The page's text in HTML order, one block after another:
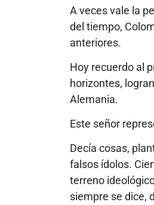
A veces vale la
del tiempo,
anteriores.
Hoy recuerdo al
horizontes,
Alemania.
Este señor
Decía cosas,
falsos ídolos.
terreno
siempre se dice,